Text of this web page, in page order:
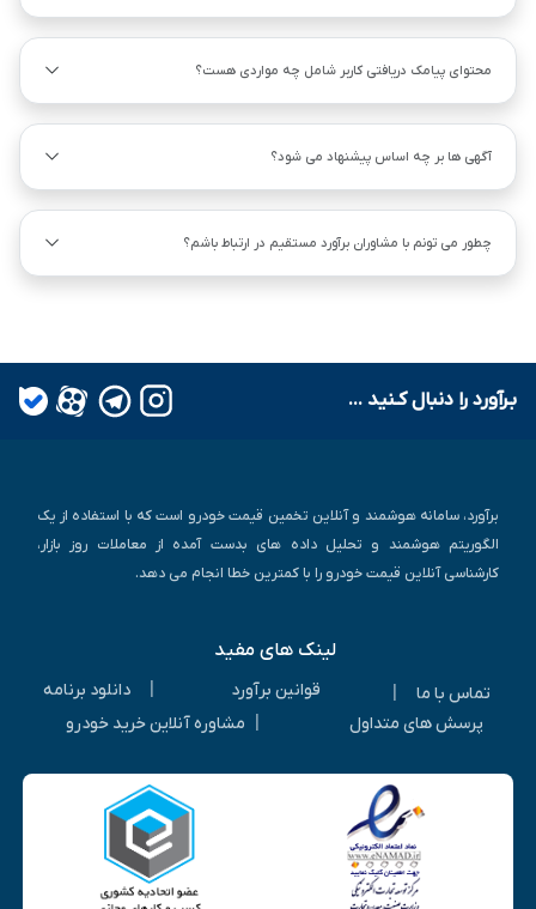
محتوای پیامک دریافتی کاربر شامل چه مواردی هست؟
آگهی ها بر چه اساس پیشنهاد می شود؟
چطور می تونم با مشاوران برآورد مستقیم در ارتباط باشم؟
بـرآورد را دنبال کـنید ...
برآورد، سامانه هوشمند و آنلاین تخمین قیمت خودرو است که با استفاده از یک
الگوریتم هوشمند و تحلیل داده های بدست آمده از معاملات روز بازار،
کارشناسی آنلاین قیمت خودرو را با کمترین خطا انجام می دهد.
لینک های مفید
تماس با ما قوانین برآورد
دانلود برنامه
پرسش های متداول
مشاوره آنلاین خرید خودرو